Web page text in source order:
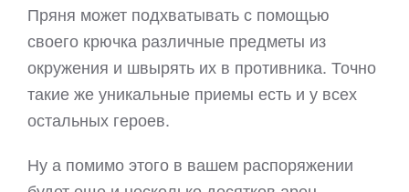
Пряня может подхватывать с помощью
своего крючка различные предметы из
окружения и швырять их в противника. Точно
такие же уникальные приемы есть и у всех
остальных героев.
Ну а помимо этого в вашем распоряжении